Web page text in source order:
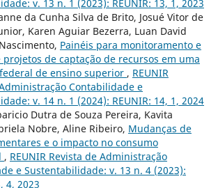
v. 13 n. 1 (2023): REUNIR: 13, 1, 2023
da Cunha Silva de Brito, Josué Vitor de
Karen Aguiar Bezerra, Luan David
Painéis para monitoramento e
de captação de recursos em uma
de ensino superior , REUNIR
Contabilidade e
v. 14 n. 1 (2024): REUNIR: 14, 1, 2024
Dutra de Souza Pereira, Kavita
Nobre, Aline Ribeiro, Mudanças de
e o impacto no consumo
, REUNIR Revista de Administração
e Sustentabilidade: v. 13 n. 4 (2023):
4, 2023